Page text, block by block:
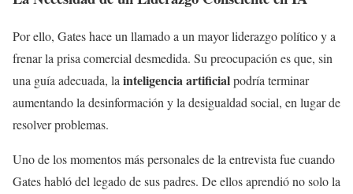
Por ello, Gates hace un llamado a un mayor liderazgo político y a
frenar la prisa comercial desmedida. Su preocupación es que, sin
una guía adecuada, lainteligencia artificialpodría terminar
aumentando la desinformación y la desigualdad social, en lugar de
resolver problemas.
Uno de los momentos más personales de la entrevista fue cuando
Gates habló del legado de sus padres. De ellos aprendió no solo la